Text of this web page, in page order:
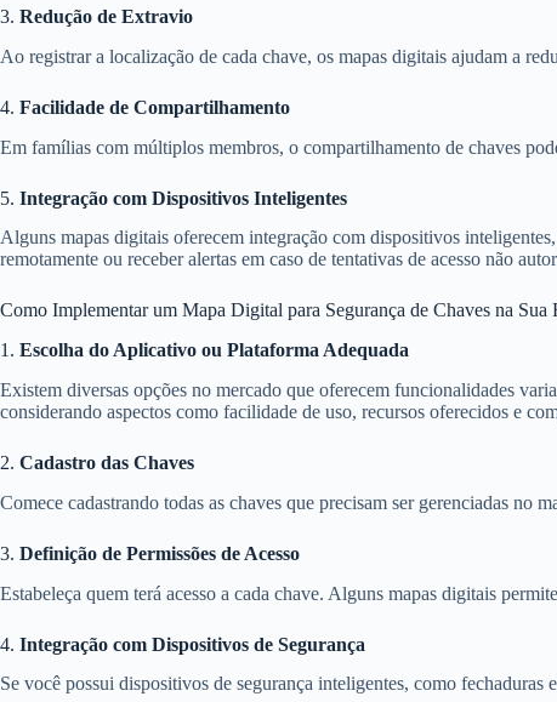
3. Redução de Extravio
Ao registrar a localização de cada chave, os mapas digitais ajudam a
4. Facilidade de Compartilhamento
Em famílias com múltiplos membros, o compartilhamento de chaves
5. Integração com Dispositivos Inteligentes
Alguns mapas digitais oferecem integração com dispositivos
remotamente ou receber alertas em caso de tentativas de acesso não
Como Implementar um Mapa Digital para Segurança de Chaves na Sua
1. Escolha do Aplicativo ou Plataforma Adequada
Existem diversas opções no mercado que oferecem funcionalidades
considerando aspectos como facilidade de uso, recursos oferecidos e
2. Cadastro das Chaves
Comece cadastrando todas as chaves que precisam ser gerenciadas
3. Definição de Permissões de Acesso
Estabeleça quem terá acesso a cada chave. Alguns mapas digitais
4. Integração com Dispositivos de Segurança
Se você possui dispositivos de segurança inteligentes, como